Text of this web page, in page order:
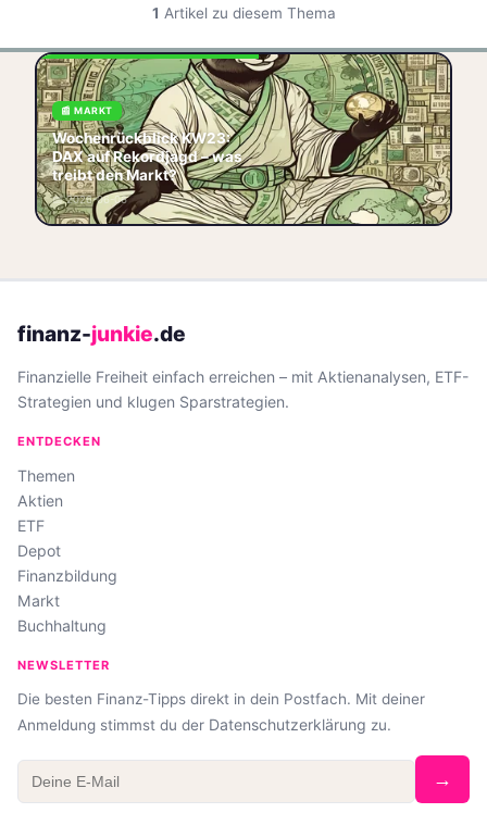
1 Artikel zu diesem Thema
📰 MARKT
Wochenrückblick KW23:
DAX auf Rekordjagd – was
treibt den Markt?
📅 2026-06-06
Der DAX startet in KW23 mit
neuen Allzeithochs. Wir
analysieren die Treiber: EZB-
Sitzung, US-
Arbeitsmarktdaten, Quartals
🏷️ Wochenrückblick
🏷️ DAX
🏷️ Rekordjagd
🏷️ EZB
finanz-junkie.de
Finanzielle Freiheit einfach erreichen – mit Aktienanalysen, ETF-
Strategien und klugen Sparstrategien.
ENTDECKEN
Themen
Aktien
ETF
Depot
Finanzbildung
Markt
Buchhaltung
NEWSLETTER
Die besten Finanz-Tipps direkt in dein Postfach. Mit deiner
Anmeldung stimmst du der Datenschutzerklärung zu.
→